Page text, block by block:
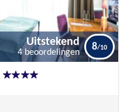
Uitstekend
Uitstekend
4 beoordelingen
8